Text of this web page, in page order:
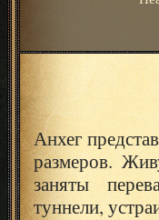
Анхег
размеров.
заняты
туннели,